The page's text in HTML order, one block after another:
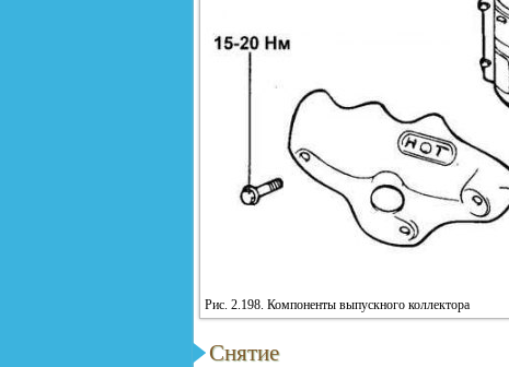
Рис. 2.198. Компоненты выпускного коллектора
Снятие